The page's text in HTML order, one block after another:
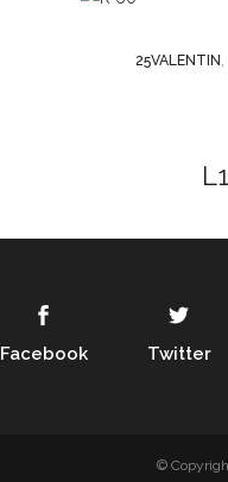
25VALENTIN
L
Facebook Twitter
©